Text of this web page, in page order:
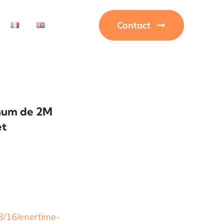
Contact
de 2M
16/enertime-